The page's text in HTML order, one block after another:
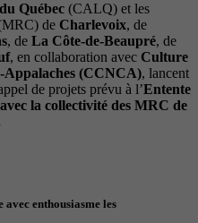
Québec (CALQ) et les
de Charlevoix, de
, de La Côte-de-Beaupré, de
, en collaboration avec Culture
Appalaches (CCNCA), lancent
de projets prévu à l’Entente
la collectivité des MRC de
enthousiasme les